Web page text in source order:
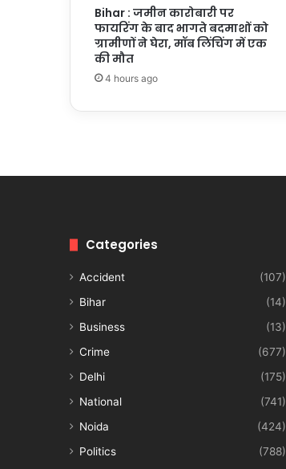
Bihar : जमीन कारोबारी पर
फायरिंग के बाद भागते बदमाशों को
ग्रामीणों ने घेरा, मॉब लिंचिंग में एक
की मौत
4 hours ago
Categories
Accident
(107)
Bihar
(14)
Business
(13)
Crime
(677)
Delhi
(175)
National
(741)
Noida
(424)
Politics
(788)